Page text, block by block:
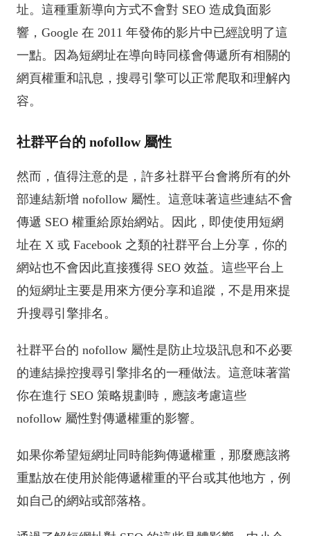
址。這種重新導向方式不會對 SEO 造成負面影
響，Google 在 2011 年發佈的影片中已經說明了這
一點。因為短網址在導向時同樣會傳遞所有相關的
網頁權重和訊息，搜尋引擎可以正常爬取和理解內
容。
社群平台的 nofollow 屬性
然而，值得注意的是，許多社群平台會將所有的外
部連結新增 nofollow 屬性。這意味著這些連結不會
傳遞 SEO 權重給原始網站。因此，即使使用短網
址在 X 或 Facebook 之類的社群平台上分享，你的
網站也不會因此直接獲得 SEO 效益。這些平台上
的短網址主要是用來方便分享和追蹤，不是用來提
升搜尋引擎排名。
社群平台的 nofollow 屬性是防止垃圾訊息和不必要
的連結操控搜尋引擎排名的一種做法。這意味著當
你在進行 SEO 策略規劃時，應該考慮這些
nofollow 屬性對傳遞權重的影響。
如果你希望短網址同時能夠傳遞權重，那麼應該將
重點放在使用於能傳遞權重的平台或其他地方，例
如自己的網站或部落格。